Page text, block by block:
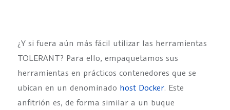
¿Y si fuera aún más fácil utilizar las herramientas
TOLERANT? Para ello, empaquetamos sus
herramientas en prácticos contenedores que se
ubican en un denominado host Docker. Este
anfitrión es, de forma similar a un buque